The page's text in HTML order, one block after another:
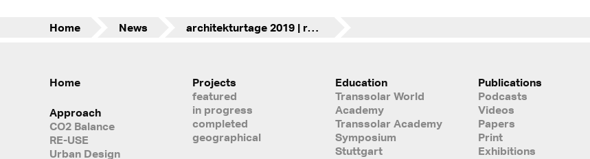
Home News architekturtage 2019 | raum macht klima | KAR: hochalpiner Klimaraum
Home
Approach
CO2 Balance
RE-USE
Urban Design
Projects
featured
in progress
completed
geographical
Education
Transsolar World
Academy
Transsolar Academy
Symposium
Stuttgart
Publications
Podcasts
Videos
Papers
Print
Exhibitions